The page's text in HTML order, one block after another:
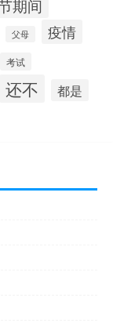
期间
父母 疫情
考试
还不 都是